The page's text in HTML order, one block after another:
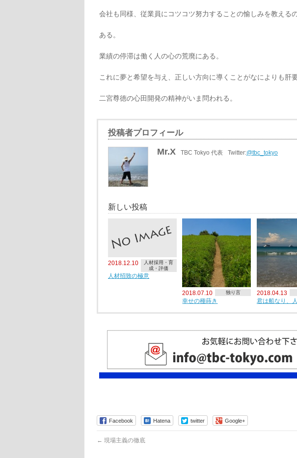
会社も同様、従業員にコツコツ努力することの愉しみを教える
ある。
業績の停滞は働く人の心の荒廃にある。
これに夢と希望を与え、正しい方向に導くことがなによりも肝要
二宮尊徳の心田開発の精神がいま問われる。
投稿者プロフィール
Mr.X TBC Tokyo 代表 Twitter:@tbc_tokyo
新しい投稿
2018.12.10
人材採用・育
成・評価
人材招致の極意
2018.07.10 独り言
幸せの種蒔き
2018.04.13
君は船なり、
Facebook Hatena twitter Google+
← 現場主義の徹底